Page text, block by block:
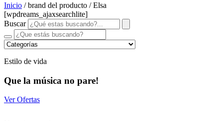
Inicio / brand del producto / Elsa
[wpdreams_ajaxsearchlite]
Buscar
Estilo de vida
Que la música no pare!
Ver Ofertas